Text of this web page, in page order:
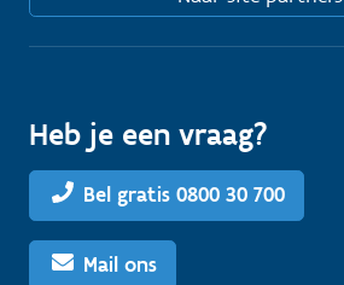
Heb je een vraag?
Bel gratis 0800 30 700
Mail ons